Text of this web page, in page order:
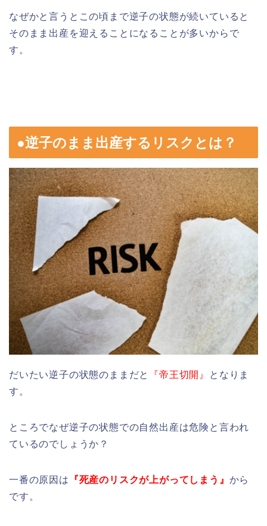
なぜかと言うとこの頃まで逆子の状態が続いていると
そのまま出産を迎えることになることが多いからで
す。
●逆子のまま出産するリスクとは？
だいたい逆子の状態のままだと 『帝王切開』
となりま
す。
ところでなぜ逆子の状態での自然出産は危険と言われ
ているのでしょうか？
一番の原因は 『死産のリスクが上がってしまう』 から
です。